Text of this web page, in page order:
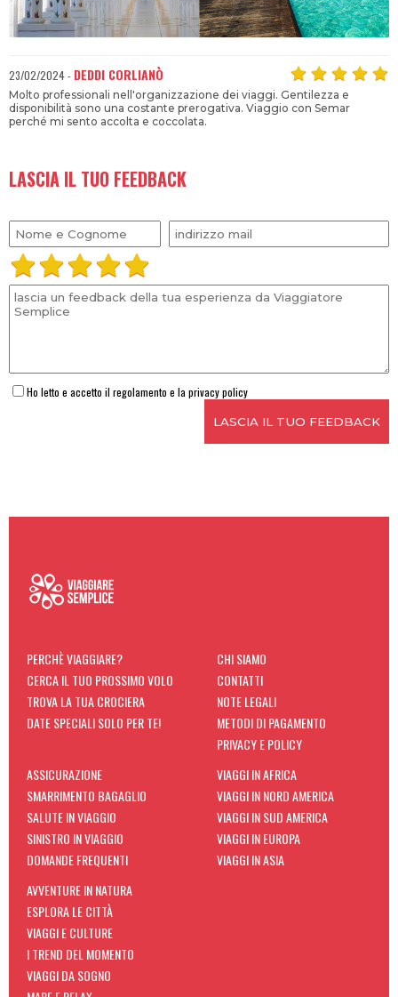
23/02/2024 - DEDDI CORLIANÒ
Molto professionali nell'organizzazione dei viaggi. Gentilezza e
disponibilità sono una costante prerogativa. Viaggio con Semar
perché mi sento accolta e coccolata.
LASCIA IL TUO FEEDBACK
Ho letto e accetto il regolamento e la privacy policy
PERCHÈ VIAGGIARE?
CERCA IL TUO PROSSIMO VOLO
TROVA LA TUA CROCIERA
DATE SPECIALI SOLO PER TE!
CHI SIAMO
CONTATTI
NOTE LEGALI
METODI DI PAGAMENTO
PRIVACY E POLICY
ASSICURAZIONE
SMARRIMENTO BAGAGLIO
SALUTE IN VIAGGIO
SINISTRO IN VIAGGIO
DOMANDE FREQUENTI
VIAGGI IN AFRICA
VIAGGI IN NORD AMERICA
VIAGGI IN SUD AMERICA
VIAGGI IN EUROPA
VIAGGI IN ASIA
AVVENTURE IN NATURA
ESPLORA LE CITTÀ
VIAGGI E CULTURE
I TREND DEL MOMENTO
VIAGGI DA SOGNO